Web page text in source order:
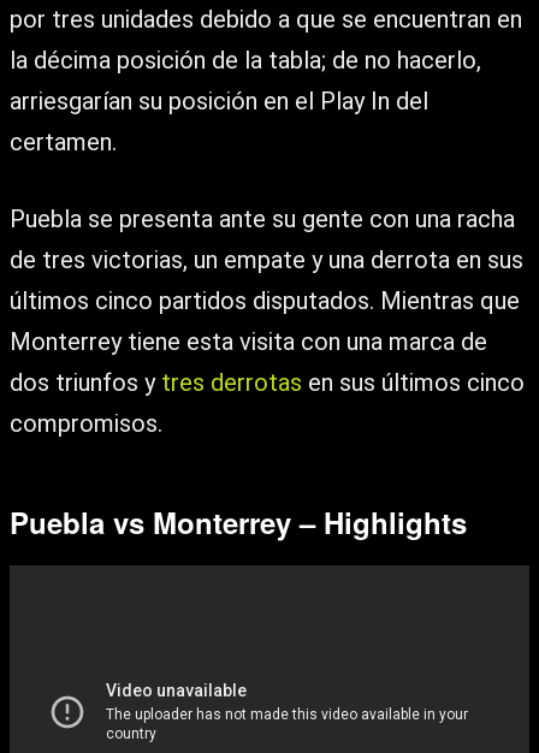
por tres unidades debido a que se encuentran en
la décima posición de la tabla; de no hacerlo,
arriesgarían su posición en el Play In del
certamen.
Puebla se presenta ante su gente con una racha
de tres victorias, un empate y una derrota en sus
últimos cinco partidos disputados. Mientras que
Monterrey tiene esta visita con una marca de
dos triunfos y tres derrotas en sus últimos cinco
compromisos.
Puebla vs Monterrey – Highlights